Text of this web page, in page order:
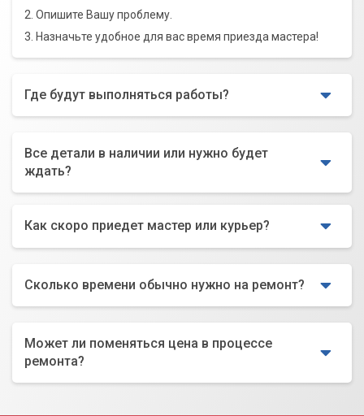
2. Опишите Вашу проблему.
3. Назначьте удобное для вас время приезда мастера!
Где будут выполняться работы?
Все детали в наличии или нужно будет
ждать?
Как скоро приедет мастер или курьер?
Сколько времени обычно нужно на ремонт?
Может ли поменяться цена в процессе
ремонта?